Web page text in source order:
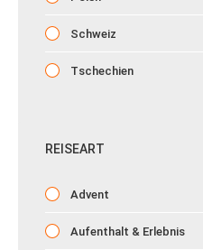
Schweiz
Tschechien
REISEART
Advent
Aufenthalt & Erlebnis